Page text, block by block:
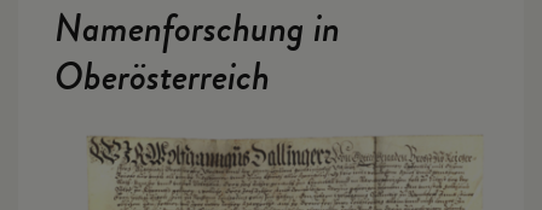
Namenforschung in
Oberösterreich